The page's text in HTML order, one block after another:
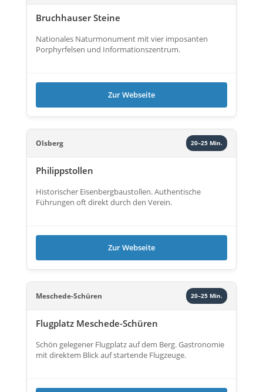
Bruchhauser Steine
Nationales Naturmonument mit vier imposanten
Porphyrfelsen und Informationszentrum.
Zur Webseite
Olsberg 20–25 Min.
Philippstollen
Historischer Eisenbergbaustollen. Authentische
Führungen oft direkt durch den Verein.
Zur Webseite
Meschede-Schüren 20–25 Min.
Flugplatz Meschede-Schüren
Schön gelegener Flugplatz auf dem Berg. Gastronomie
mit direktem Blick auf startende Flugzeuge.